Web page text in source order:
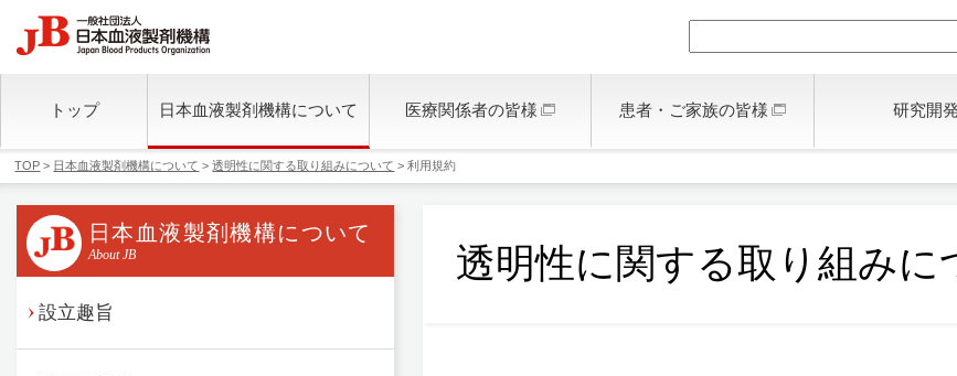
トップ 日本血液製剤機構について 医療関係者の皆様 患者・ご家族の皆様 研究開発
TOP > 日本血液製剤機構について >透明性に関する取り組みについて > 利用規約
日本血液製剤機構について
About JB
設立趣旨
透明性に関する取り組みに